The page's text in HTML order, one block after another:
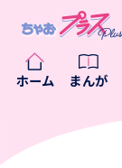
ホーム まんが